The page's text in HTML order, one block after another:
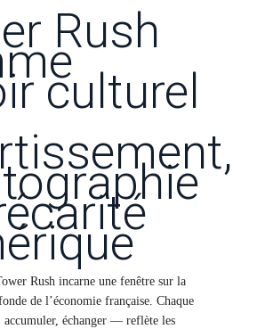
Rush
culturel
Rush incarne une fenêtre sur la
de l’économie française. Chaque
échanger — reflète les